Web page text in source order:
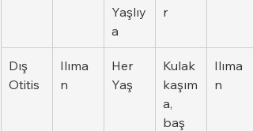
Yaşlıy
a
r
Dış
Otitis
Ilıma
n
Her
Yaş
Kulak
kaşım
a,
baş
Ilıma
n